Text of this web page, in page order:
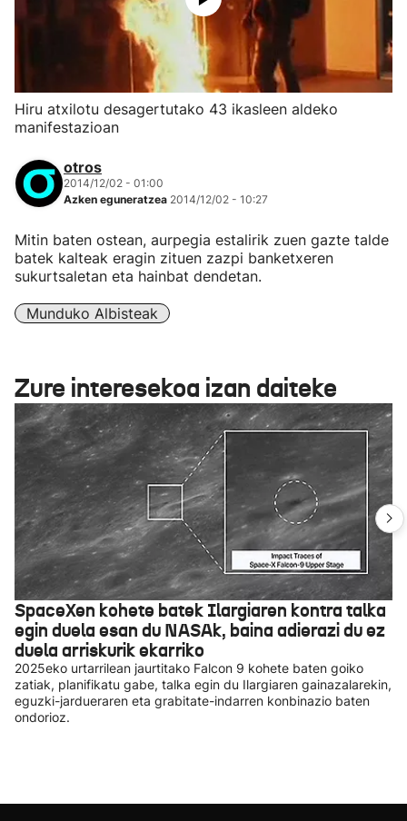
Hiru atxilotu desagertutako 43 ikasleen aldeko
manifestazioan
otros
2014/12/02 - 01:00
Azken eguneratzea 2014/12/02 - 10:27
Mitin baten ostean, aurpegia estalirik zuen gazte talde
batek kalteak eragin zituen zazpi banketxeren
sukurtsaletan eta hainbat dendetan.
Munduko Albisteak
Zure interesekoa izan daiteke
SpaceXen kohete batek Ilargiaren kontra talka
egin duela esan du NASAk, baina adierazi du ez
duela arriskurik ekarriko
2025eko urtarrilean jaurtitako Falcon 9 kohete baten goiko
zatiak, planifikatu gabe, talka egin du Ilargiaren gainazalarekin,
eguzki-jardueraren eta grabitate-indarren konbinazio baten
ondorioz.